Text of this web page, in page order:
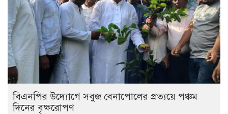
বিএনপির উদ্যোগে সবুজ বেনাপোলের প্রত্যয়ে পঞ্চম
দিনের বৃক্ষরোপণ